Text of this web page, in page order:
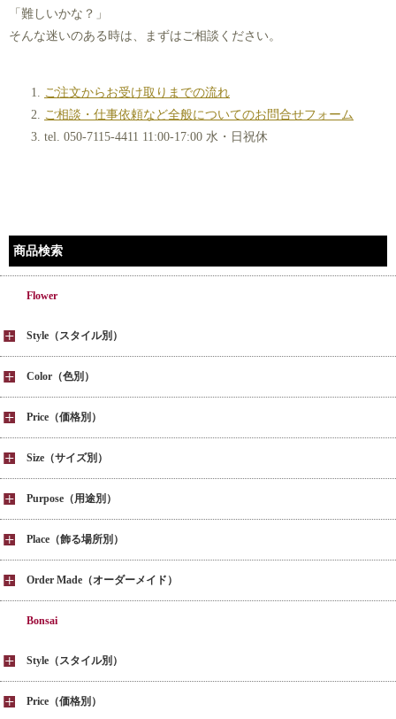
「難しいかな？」
そんな迷いのある時は、まずはご相談ください。
ご注文からお受け取りまでの流れ
ご相談・仕事依頼など全般についてのお問合せフォーム
tel. 050-7115-4411 11:00-17:00 水・日祝休
商品検索
Flower
Style（スタイル別）
Color（色別）
Price（価格別）
Size（サイズ別）
Purpose（用途別）
Place（飾る場所別）
Order Made（オーダーメイド）
Bonsai
Style（スタイル別）
Price（価格別）